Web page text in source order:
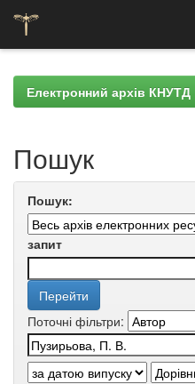
navigationЕлектронний архів КНУТД
Пошук
Пошук:
запит
Поточні фільтри: